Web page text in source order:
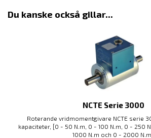
Du kanske också gillar...
NCTE Serie 3000
Roterande vridmomentgivare NCTE serie
kapaciteter, [0 - 50 N.m, 0 - 100 N.m, 0 - 250
1000 N.m och 0 - 2000